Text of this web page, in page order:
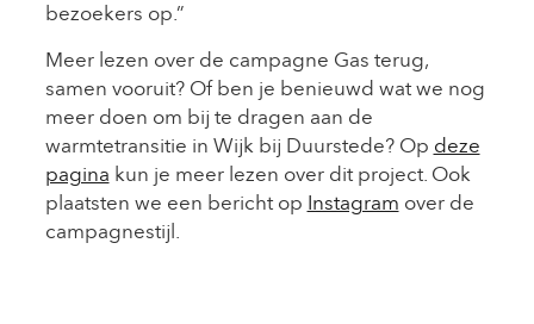
bezoekers op.”
Meer lezen over de campagne Gas terug,
samen vooruit? Of ben je benieuwd wat we nog
meer doen om bij te dragen aan de
warmtetransitie in Wijk bij Duurstede? Op deze
pagina kun je meer lezen over dit project. Ook
plaatsten we een bericht op Instagram over de
campagnestijl.